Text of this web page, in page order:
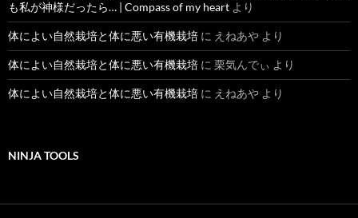
も私が神様だったら… | Compass of my heart より
体によい自然栽培と体に悪い有機栽培 に えねあや より
体によい自然栽培と体に悪い有機栽培 に 栗気んでぃ より
体によい自然栽培と体に悪い有機栽培 に えねあや より
NINJA TOOLS